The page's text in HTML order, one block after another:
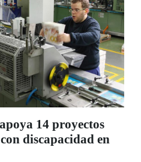
14 proyectos
discapacidad en